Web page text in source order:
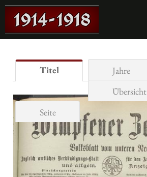
Titel
Jahre
Übersicht
Seite